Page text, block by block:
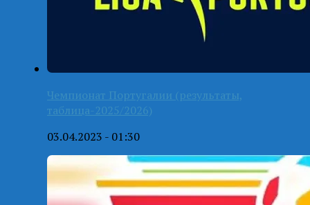
Чемпионат Португалии (результаты,
таблица-2025/2026)
03.04.2023 - 01:30